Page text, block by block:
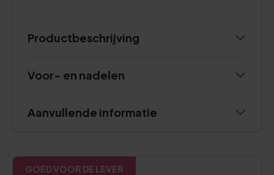
Productbeschrijving
Voor- en nadelen
Aanvullende informatie
GOED VOOR DE LEVER